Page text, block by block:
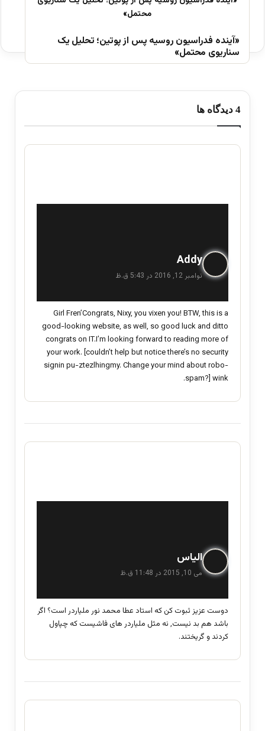
«آینده فدراسیون روسیه پس از پوتین؛ تحلیل یک
سناریوی محتمل»
‫4 دیدگاه ها
Addy
ف
نوامبر 12, 2016 در 5:43 ق.ظ
Girl Fren’Congrats, Nixy, you vixen you! BTW, this is a
good-looking website, as well, so good luck and ditto
congrats on IT.I’m looking forward to reading more of
your work. [couldn’t help but notice there’s no security
signin pu-ztezlhingmy. Change your mind about robo-
spam?] wink.
الیاس
ف
می 10, 2015 در 11:48 ق.ظ
دوست عزیز ثبوت کن که استاد عطا محمد نور ملیاردر است؟ اگر
باشد هم بد نیست, نه مثل ملیاردر های فاشیست که چپاول
کردند و گریختند.